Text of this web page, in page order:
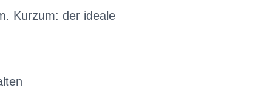
Kurzum: der ideale